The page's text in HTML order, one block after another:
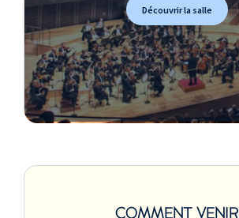
Découvrir la salle
COMMENT VENIR